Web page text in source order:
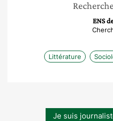
Recherche
ENS
Littérature
Je suis